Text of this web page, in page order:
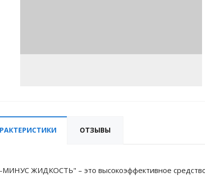
ОТЗЫВЫ
ЖИДКОСТЬ" – это высокоэффективное